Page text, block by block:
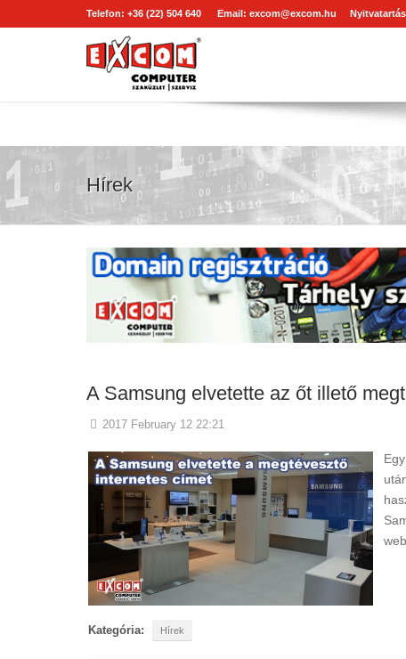
Telefon: +36 (22) 504 640 Email: excom@excom.hu
Hírek
A Samsung elvetette az őt illető
2017 February 12 22:21
Kategória: Hírek